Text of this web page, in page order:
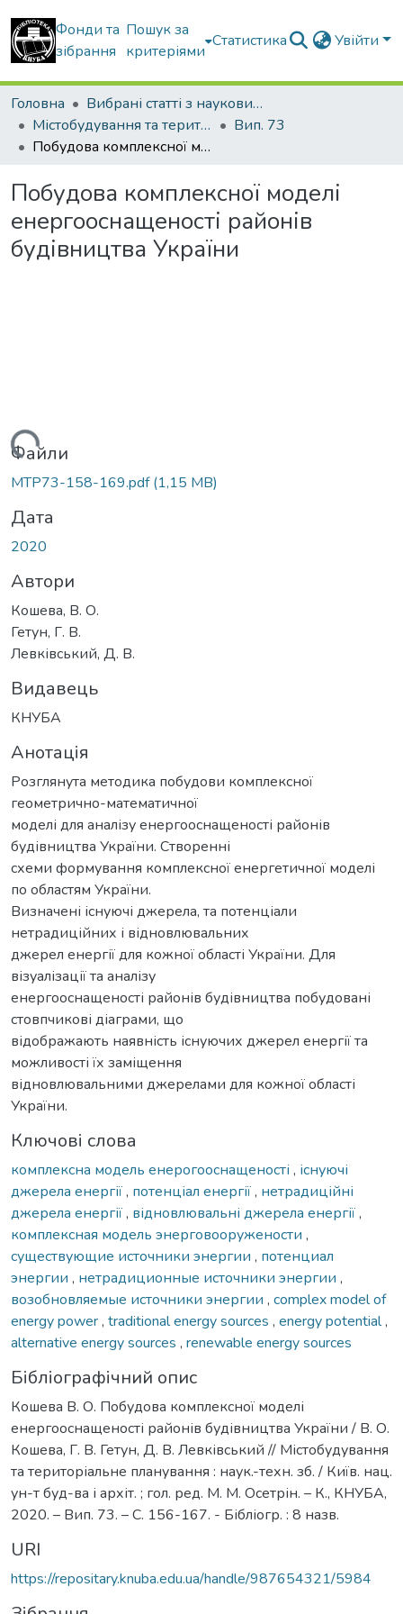
Фонди та
зібрання
Пошук за
критеріями
Статистика Увійти
Головна
Вибрані статті з наукових збірників КНУБА
Містобудування та територіальне планування
Вип. 73
Побудова комплексної моделі енергооснащеності районів будівництва України
Побудова комплексної моделі
енергооснащеності районів
будівництва України
Файли
MTP73-158-169.pdf(1,15 MB)
Дата
2020
Автори
Кошева, В. О.
Гетун, Г. В.
Левківський, Д. В.
Видавець
КНУБА
Анотація
Розглянута методика побудови комплексної
геометрично-математичної
моделі для аналізу енергооснащеності районів
будівництва України. Створенні
схеми формування комплексної енергетичної моделі
по областям України.
Визначені існуючі джерела, та потенціали
нетрадиційних і відновлювальних
джерел енергії для кожної області України. Для
візуалізації та аналізу
енергооснащеності районів будівництва побудовані
стовпчикові діаграми, що
відображають наявність існуючих джерел енергії та
можливості їх заміщення
відновлювальними джерелами для кожної області
України.
Ключові слова
комплексна модель енерогооснащеності , існуючі
джерела енергії, потенціал енергії, нетрадиційні
джерела енергії, відновлювальні джерела енергії,
комплексная модель энерговооружености ,
существующие источники энергии , потенциал
энергии , нетрадиционные источники энергии ,
возобновляемые источники энергии , complex model of
energy power, traditional energy sources , energy potential,
alternative energy sources , renewable energy sources
Бібліографічний опис
Кошева В. О. Побудова комплексної моделі
енергооснащеності районів будівництва України / В. О.
Кошева, Г. В. Гетун, Д. В. Левківський // Містобудування
та територіальне планування : наук.-техн. зб. / Київ. нац.
ун-т буд-ва і архіт. ; гол. ред. М. М. Осетрін. – К., КНУБА,
2020. – Вип. 73. – С. 156-167. - Бібліогр. : 8 назв.
URI
https://repositary.knuba.edu.ua/handle/987654321/5984